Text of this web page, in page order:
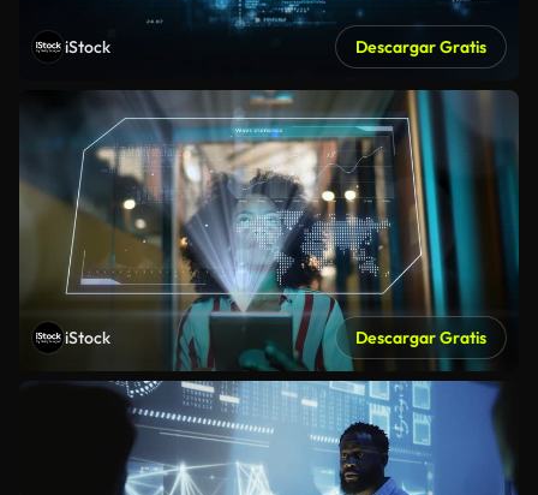
iStock Descargar Gratis
iStock Descargar Gratis